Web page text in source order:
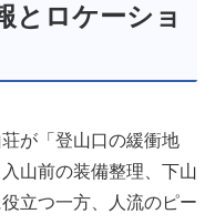
とロケーショ
が「登山口の緩衝地
山前の装備整理、下山
立つ一方、人流のピー